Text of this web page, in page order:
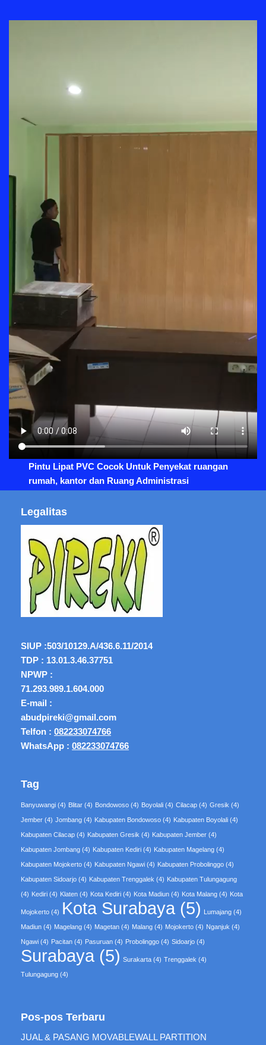
Pintu Lipat PVC Cocok Untuk Penyekat ruangan
rumah, kantor dan Ruang Administrasi
Legalitas
SIUP :503/10129.A/436.6.11/2014
TDP : 13.01.3.46.37751
NPWP :
71.293.989.1.604.000
E-mail :
abudpireki@gmail.com
Telfon : 082233074766
WhatsApp : 082233074766
Tag
Banyuwangi (4) Blitar (4) Bondowoso (4) Boyolali (4) Cilacap (4) Gresik (4)
Jember (4) Jombang (4) Kabupaten Bondowoso (4) Kabupaten Boyolali (4)
Kabupaten Cilacap (4) Kabupaten Gresik (4) Kabupaten Jember (4)
Kabupaten Jombang (4) Kabupaten Kediri (4) Kabupaten Magelang (4)
Kabupaten Mojokerto (4) Kabupaten Ngawi (4) Kabupaten Probolinggo (4)
Kabupaten Sidoarjo (4) Kabupaten Trenggalek (4) Kabupaten Tulungagung
(4) Kediri (4) Klaten (4) Kota Kediri (4) Kota Madiun (4) Kota Malang (4) Kota
Mojokerto (4) Kota Surabaya (5) Lumajang (4)
Madiun (4) Magelang (4) Magetan (4) Malang (4) Mojokerto (4) Nganjuk (4)
Ngawi (4) Pacitan (4) Pasuruan (4) Probolinggo (4) Sidoarjo (4)
Surabaya (5) Surakarta (4) Trenggalek (4)
Tulungagung (4)
Pos-pos Terbaru
JUAL & PASANG MOVABLEWALL PARTITION